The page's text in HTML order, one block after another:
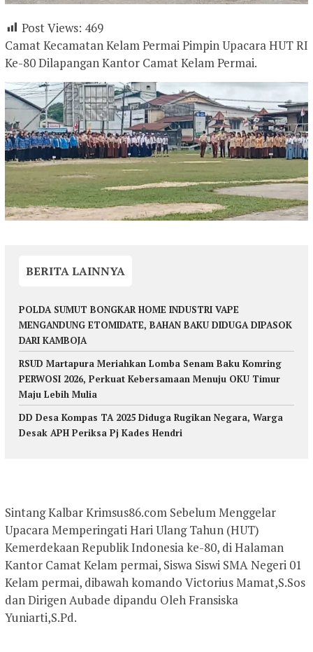
Post Views: 469
Camat Kecamatan Kelam Permai Pimpin Upacara HUT RI
Ke-80 Dilapangan Kantor Camat Kelam Permai.
BERITA LAINNYA
POLDA SUMUT BONGKAR HOME INDUSTRI VAPE
MENGANDUNG ETOMIDATE, BAHAN BAKU DIDUGA DIPASOK
DARI KAMBOJA
RSUD Martapura Meriahkan Lomba Senam Baku Komring
PERWOSI 2026, Perkuat Kebersamaan Menuju OKU Timur
Maju Lebih Mulia
DD Desa Kompas TA 2025 Diduga Rugikan Negara, Warga
Desak APH Periksa Pj Kades Hendri
Sintang Kalbar Krimsus86.com Sebelum Menggelar
Upacara Memperingati Hari Ulang Tahun (HUT)
Kemerdekaan Republik Indonesia ke-80, di Halaman
Kantor Camat Kelam permai, Siswa Siswi SMA Negeri 01
Kelam permai, dibawah komando Victorius Mamat,S.Sos
dan Dirigen Aubade dipandu Oleh Fransiska
Yuniarti,S.Pd.